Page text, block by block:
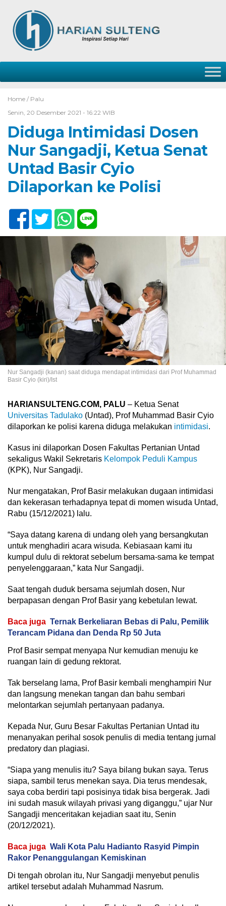
Home / Palu
Senin, 20 Desember 2021 - 16:22 WIB
Diduga Intimidasi Dosen
Nur Sangadji, Ketua Senat
Untad Basir Cyio
Dilaporkan ke Polisi
Nur Sangadji (kanan) saat diduga mendapat intimidasi dari Prof Muhammad
Basir Cyio (kiri)/Ist
HARIANSULTENG.COM, PALU – Ketua Senat
Universitas Tadulako (Untad), Prof Muhammad Basir Cyio
dilaporkan ke polisi karena diduga melakukan intimidasi.
Kasus ini dilaporkan Dosen Fakultas Pertanian Untad
sekaligus Wakil Sekretaris Kelompok Peduli Kampus
(KPK), Nur Sangadji.
Nur mengatakan, Prof Basir melakukan dugaan intimidasi
dan kekerasan terhadapnya tepat di momen wisuda Untad,
Rabu (15/12/2021) lalu.
“Saya datang karena di undang oleh yang bersangkutan
untuk menghadiri acara wisuda. Kebiasaan kami itu
kumpul dulu di rektorat sebelum bersama-sama ke tempat
penyelenggaraan,” kata Nur Sangadji.
Saat tengah duduk bersama sejumlah dosen, Nur
berpapasan dengan Prof Basir yang kebetulan lewat.
Baca juga Ternak Berkeliaran Bebas di Palu, Pemilik
Terancam Pidana dan Denda Rp 50 Juta
Prof Basir sempat menyapa Nur kemudian menuju ke
ruangan lain di gedung rektorat.
Tak berselang lama, Prof Basir kembali menghampiri Nur
dan langsung menekan tangan dan bahu sembari
melontarkan sejumlah pertanyaan padanya.
Kepada Nur, Guru Besar Fakultas Pertanian Untad itu
menanyakan perihal sosok penulis di media tentang jurnal
predatory dan plagiasi.
“Siapa yang menulis itu? Saya bilang bukan saya. Terus
siapa, sambil terus menekan saya. Dia terus mendesak,
saya coba berdiri tapi posisinya tidak bisa bergerak. Jadi
ini sudah masuk wilayah privasi yang diganggu,” ujar Nur
Sangadji menceritakan kejadian saat itu, Senin
(20/12/2021).
Baca juga Wali Kota Palu Hadianto Rasyid Pimpin
Rakor Penanggulangan Kemiskinan
Di tengah obrolan itu, Nur Sangadji menyebut penulis
artikel tersebut adalah Muhammad Nasrum.